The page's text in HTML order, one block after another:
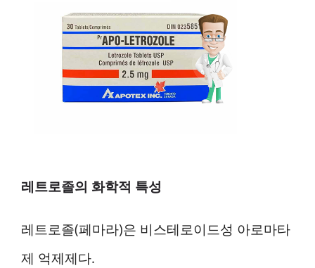
레트로졸의 화학적 특성
레트로졸(페마라)은 비스테로이드성 아로마타
제 억제제다.